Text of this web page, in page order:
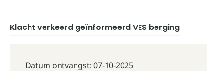
Klacht verkeerd geïnformeerd VES berging
Datum ontvangst: 07-10-2025